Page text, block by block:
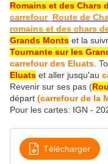
Romains et des Chars
carrefour_Route de
romains et des chars
Grands Monts et la
Tournante sur les
carrefour des Eluats .
Eluats et aller jusqu'au
Revenir sur ses pas (
départ (carrefour de la
Pour les cartes: IGN -
Télécharger